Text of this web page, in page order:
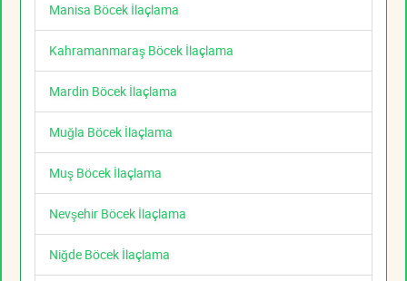
Manisa Böcek İlaçlama
Kahramanmaraş Böcek İlaçlama
Mardin Böcek İlaçlama
Muğla Böcek İlaçlama
Muş Böcek İlaçlama
Nevşehir Böcek İlaçlama
Niğde Böcek İlaçlama